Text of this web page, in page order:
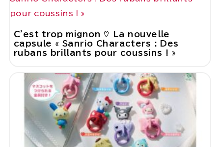
C'est trop mignon ♡ La nouvelle
capsule « Sanrio Characters : Des
rubans brillants pour coussins ! »